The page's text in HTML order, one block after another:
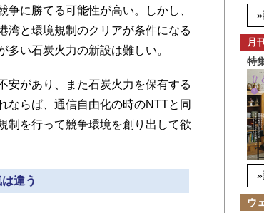
に勝てる可能性が高い。しかし、
湾と環境規制のクリアが条件になる
い石炭火力の新設は難しい。
があり、また石炭火力を保有する
ならば、通信自由化の時のNTTと同
制を行って競争環境を創り出して欲
違う
月
特
ウ